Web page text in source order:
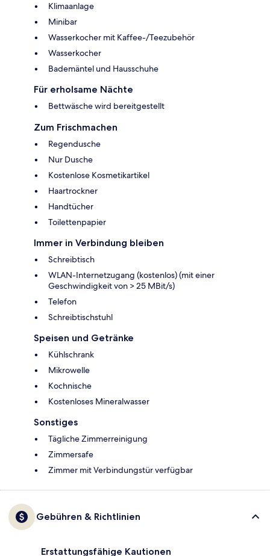
Klimaanlage
Minibar
Wasserkocher mit Kaffee-/Teezubehör
Wasserkocher
Bademäntel und Hausschuhe
Für erholsame Nächte
Bettwäsche wird bereitgestellt
Zum Frischmachen
Regendusche
Nur Dusche
Kostenlose Kosmetikartikel
Haartrockner
Handtücher
Toilettenpapier
Immer in Verbindung bleiben
Schreibtisch
WLAN-Internetzugang (kostenlos) (mit einer
Geschwindigkeit von > 25 MBit/s)
Telefon
Schreibtischstuhl
Speisen und Getränke
Kühlschrank
Mikrowelle
Kochnische
Kostenloses Mineralwasser
Sonstiges
Tägliche Zimmerreinigung
Zimmersafe
Zimmer mit Verbindungstür verfügbar
Gebühren & Richtlinien
Erstattungsfähige Kautionen